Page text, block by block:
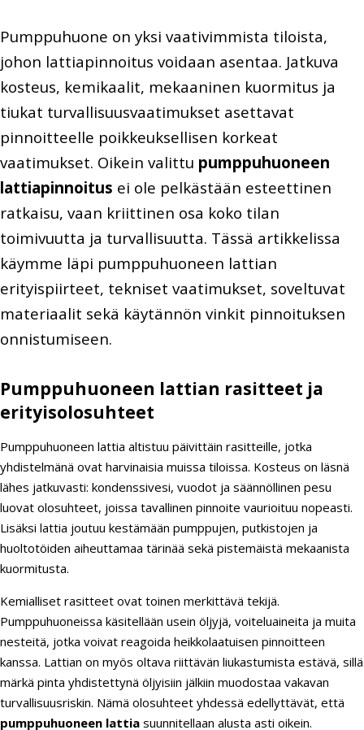
Pumppuhuone on yksi vaativimmista tiloista,
johon lattiapinnoitus voidaan asentaa. Jatkuva
kosteus, kemikaalit, mekaaninen kuormitus ja
tiukat turvallisuusvaatimukset asettavat
pinnoitteelle poikkeuksellisen korkeat
vaatimukset. Oikein valittu pumppuhuoneen
lattiapinnoitus ei ole pelkästään esteettinen
ratkaisu, vaan kriittinen osa koko tilan
toimivuutta ja turvallisuutta. Tässä artikkelissa
käymme läpi pumppuhuoneen lattian
erityispiirteet, tekniset vaatimukset, soveltuvat
materiaalit sekä käytännön vinkit pinnoituksen
onnistumiseen.
Pumppuhuoneen lattian rasitteet ja
erityisolosuhteet
Pumppuhuoneen lattia altistuu päivittäin rasitteille, jotka
yhdistelmänä ovat harvinaisia muissa tiloissa. Kosteus on läsnä
lähes jatkuvasti: kondenssivesi, vuodot ja säännöllinen pesu
luovat olosuhteet, joissa tavallinen pinnoite vaurioituu nopeasti.
Lisäksi lattia joutuu kestämään pumppujen, putkistojen ja
huoltotöiden aiheuttamaa tärinää sekä pistemäistä mekaanista
kuormitusta.
Kemialliset rasitteet ovat toinen merkittävä tekijä.
Pumppuhuoneissa käsitellään usein öljyjä, voiteluaineita ja muita
nesteitä, jotka voivat reagoida heikkolaatuisen pinnoitteen
kanssa. Lattian on myös oltava riittävän liukastumista estävä, sillä
märkä pinta yhdistettynä öljyisiin jälkiin muodostaa vakavan
turvallisuusriskin. Nämä olosuhteet yhdessä edellyttävät, että
pumppuhuoneen lattia suunnitellaan alusta asti oikein.